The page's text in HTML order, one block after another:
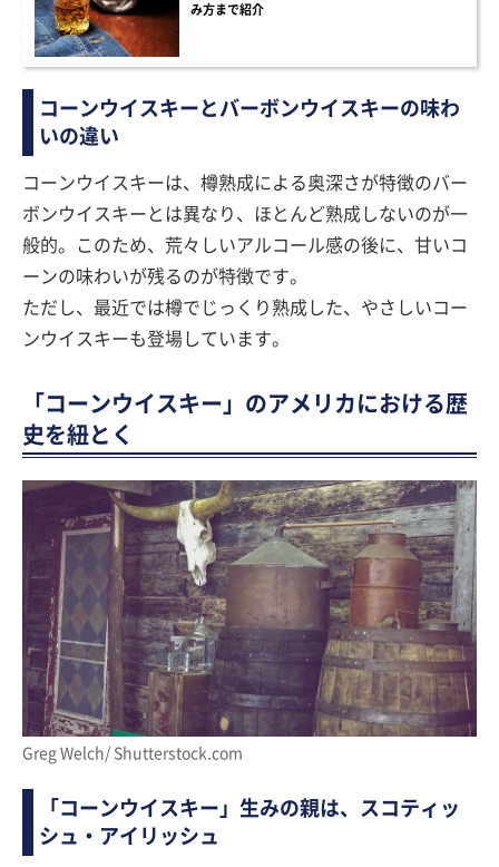
み方まで紹介
コーンウイスキーとバーボンウイスキーの味わ
いの違い
コーンウイスキーは、樽熟成による奥深さが特徴のバー
ボンウイスキーとは異なり、ほとんど熟成しないのが一
般的。このため、荒々しいアルコール感の後に、甘いコ
ーンの味わいが残るのが特徴です。
ただし、最近では樽でじっくり熟成した、やさしいコー
ンウイスキーも登場しています。
「コーンウイスキー」のアメリカにおける歴
史を紐とく
Greg Welch/ Shutterstock.com
「コーンウイスキー」生みの親は、スコティッ
シュ・アイリッシュ